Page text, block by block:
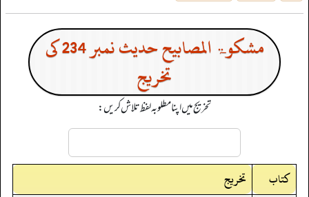
مشکوۃ المصابیح حدیث نمبر 234 کی
تخریج
تخریج میں اپنا مطلوبہ لفظ تلاش کریں:
کتاب
تخریج